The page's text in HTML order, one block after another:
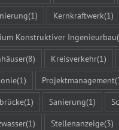
(1) Kernkraftwerk(1)
Konstruktiver Ingenieurbau
(8) Kreisverkehr(1)
(1) Projektmanagement
(1) Sanierung(1)
(1) Stellenanzeige(3)